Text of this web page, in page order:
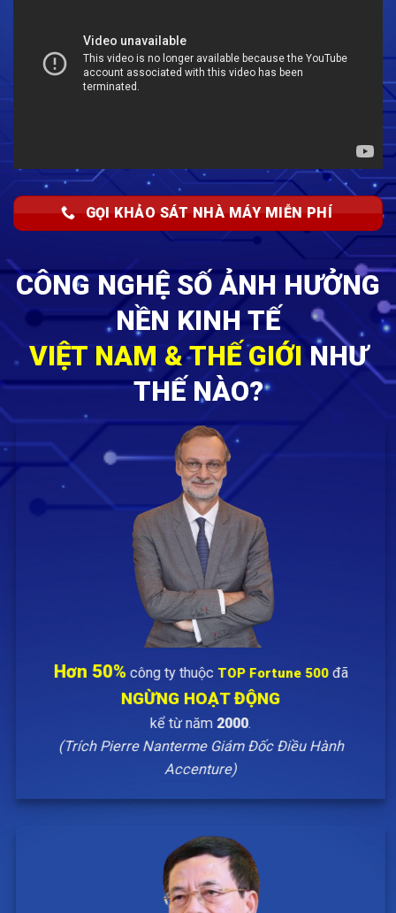
GỌI KHẢO SÁT NHÀ MÁY MIỄN PHÍ
CÔNG NGHỆ SỐ ẢNH HƯỞNG
NỀN KINH TẾ
VIỆT NAM & THẾ GIỚI NHƯ
THẾ NÀO?
Hơn 50%công ty thuộc TOP Fortune 500 đã
NGỪNG HOẠT ĐỘNG
kể từ năm 2000.
(Trích Pierre NantermeGiám Đốc Điều Hành
Accenture)